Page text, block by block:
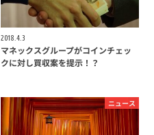
2018.4.3
マネックスグループがコインチェッ
クに対し買収案を提示！？
ニュース